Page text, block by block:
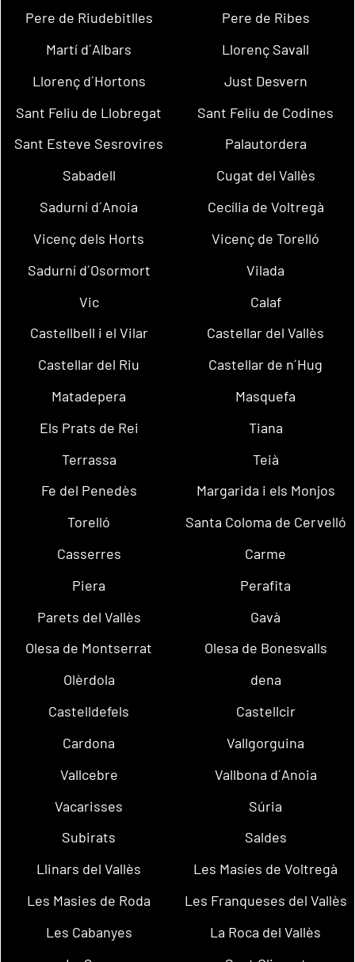
Pere de Riudebitlles
Pere de Ribes
Martí d´Albars
Llorenç Savall
Llorenç d´Hortons
Just Desvern
Sant Feliu de Llobregat
Sant Feliu de Codines
Sant Esteve Sesrovires
Palautordera
Sabadell
Cugat del Vallès
Sadurní d´Anoia
Cecília de Voltregà
Vicenç dels Horts
Vicenç de Torelló
Sadurní d´Osormort
Vilada
Vic
Calaf
Castellbell i el Vilar
Castellar del Vallès
Castellar del Riu
Castellar de n´Hug
Matadepera
Masquefa
Els Prats de Rei
Tiana
Terrassa
Teià
Fe del Penedès
Margarida i els Monjos
Torelló
Santa Coloma de Cervelló
Casserres
Carme
Piera
Perafita
Parets del Vallès
Gavà
Olesa de Montserrat
Olesa de Bonesvalls
Olèrdola
dena
Castelldefels
Castellcir
Cardona
Vallgorguina
Vallcebre
Vallbona d´Anoia
Vacarisses
Súria
Subirats
Saldes
Llinars del Vallès
Les Masíes de Voltregà
Les Masies de Roda
Les Franqueses del Vallès
Les Cabanyes
La Roca del Vallès